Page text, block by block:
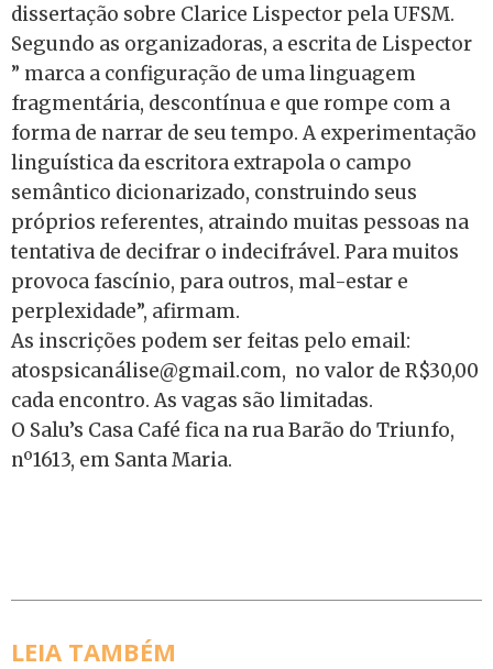
dissertação sobre Clarice Lispector pela UFSM.
Segundo as organizadoras, a escrita de Lispector
” marca a configuração de umalinguagem
fragmentária, descontínua e que rompe com a
forma de narrar de seu tempo. A experimentação
linguística da escritora extrapola o campo
semântico dicionarizado, construindo seus
próprios referentes, atraindo muitas pessoas na
tentativa de decifrar o indecifrável. Para muitos
provoca fascínio, para outros, mal-estar e
perplexidade”, afirmam.
As inscrições podem ser feitas pelo email:
atospsicanálise@gmail.com, no valor de R$30,00
cada encontro. As vagas são limitadas.
O Salu’s Casa Café fica na rua Barão do Triunfo,
nº1613, em Santa Maria.
LEIA TAMBÉM